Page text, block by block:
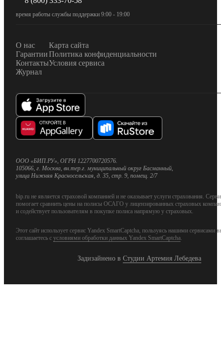
время работы службы поддержки 9:00 - 19:00
О нас
Гарантии
Контакты
Журнал
Карта сайта
Политика конфиденциальности
Условия сервиса
ООО «БИП.РУ», ОГРН 1227700720576.
105066, г. Москва, вн.тер.г. муниципальный округ Басманный,
улица Нижняя Красносельская, д. 35, стр. 9, помещ. 2/7
bip.ru не является страховой компанией и не оказывает услуги страхования.
помогает сравнить цены на полисы ОСАГО у лицензированных страховых
и содействует пользователям в покупке полиса напрямую у страховых.
Этот сайт использует сервис Yandex SmartCaptcha, пользуясь нашими сервисами
соглашаетесь с условиями обработки данных Yandex SmartCaptcha.
Задизайнено в Студии Артемия Лебедева